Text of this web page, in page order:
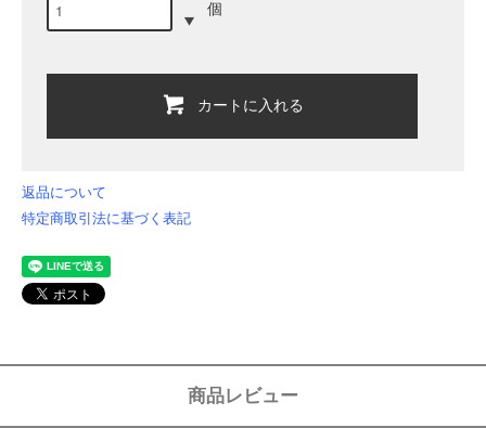
個
カートに入れる
返品について
特定商取引法に基づく表記
商品レビュー